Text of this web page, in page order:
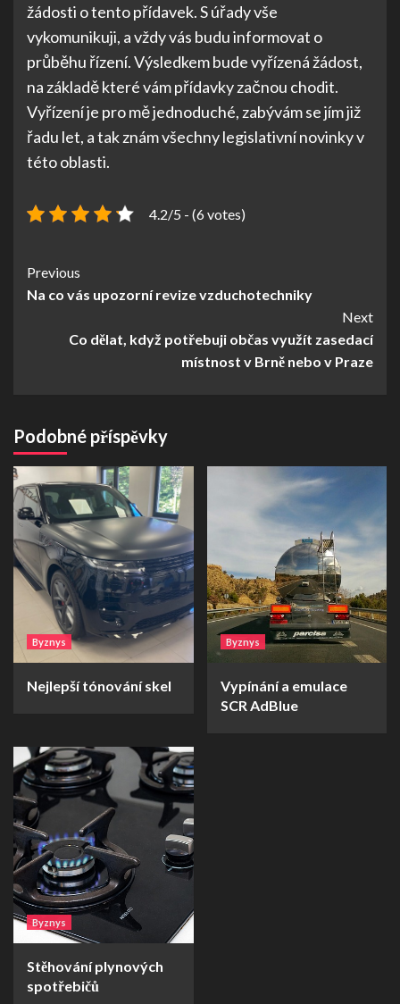
žádosti o tento přídavek. S úřady vše
vykomunikuji, a vždy vás budu informovat o
průběhu řízení. Výsledkem bude vyřízená žádost,
na základě které vám přídavky začnou chodit.
Vyřízení je pro mě jednoduché, zabývám se jím již
řadu let, a tak znám všechny legislativní novinky v
této oblasti.
4.2/5 - (6 votes)
Continue
Reading
Previous
Na co vás upozorní revize vzduchotechniky
Next
Co dělat, když potřebuji občas využít zasedací
místnost v Brně nebo v Praze
Podobné příspěvky
Byznys
Nejlepší tónování skel
Byznys
Vypínání a emulace
SCR AdBlue
Byznys
Stěhování plynových
spotřebičů